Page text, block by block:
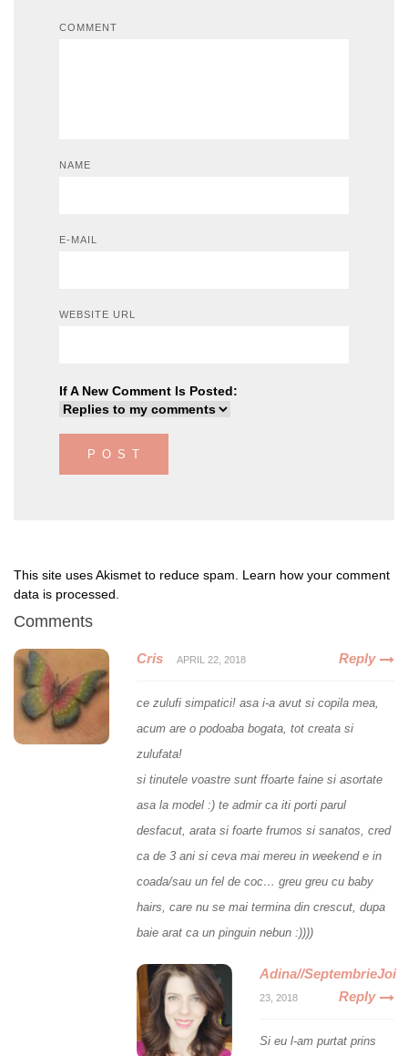
COMMENT
NAME
E-MAIL
WEBSITE URL
If A New Comment Is Posted:
This site uses Akismet to reduce spam. Learn how your comment
data is processed.
Comments
Cris APRIL 22, 2018 Reply
ce zulufi simpatici! asa i-a avut si copila mea,
acum are o podoaba bogata, tot creata si
zulufata!
si tinutele voastre sunt ffoarte faine si asortate
asa la model :) te admir ca iti porti parul
desfacut, arata si foarte frumos si sanatos, cred
ca de 3 ani si ceva mai mereu in weekend e in
coada/sau un fel de coc… greu greu cu baby
hairs, care nu se mai termina din crescut, dupa
baie arat ca un pinguin nebun :))))
Adina//SeptembrieJoi
23, 2018 Reply
Si eu l-am purtat prins